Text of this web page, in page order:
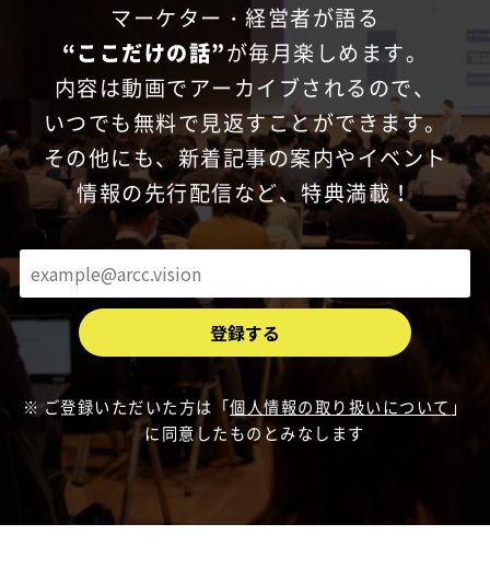
マーケター・経営者が語る
“ここだけの話”が毎月楽しめます。
内容は動画でアーカイブされるので、
いつでも無料で見返すことができます。
その他にも、新着記事の案内やイベント
情報の先行配信など、特典満載！
ご登録いただいた方は「個人情報の取り扱いについて」
に同意したものとみなします